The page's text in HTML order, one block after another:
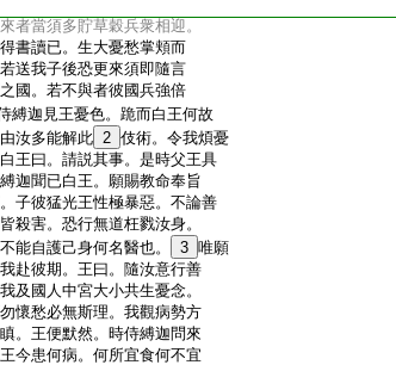
者當須多貯草穀兵衆相迎。
書讀已。生大憂愁掌頬而
送我子後恐更來須即隨言
國。若不與者彼國兵強倍
縛迦見王憂色。跪而白王何故
汝多能解此 2 伎術。令我煩憂
王曰。請説其事。是時父王具
迦聞已白王。願賜教命奉旨
子彼猛光王性極暴惡。不論善
殺害。恐行無道枉戮汝身。
能自護己身何名醫也。
3 唯願
赴彼期。王曰。隨汝意行善
及國人中宮大小共生憂念。
懷愁必無斯理。我觀病勢方
。王便默然。時侍縛迦問來
今患何病。何所宜食何不宜